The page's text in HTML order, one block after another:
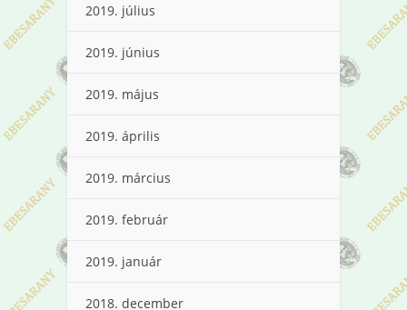
2019. július
2019. június
2019. május
2019. április
2019. március
2019. február
2019. január
2018. december